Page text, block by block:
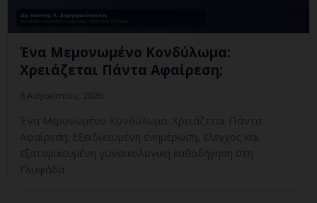
Ένα Μεμονωμένο Κονδύλωμα:
Χρειάζεται Πάντα Αφαίρεση;
Ένα Μεμονωμένο Κονδύλωμα: Χρειάζεται Πάντα
Αφαίρεση; Εξειδικευμένη ενημέρωση, έλεγχος και
εξατομικευμένη γυναικολογική καθοδήγηση στη
Γλυφάδα.